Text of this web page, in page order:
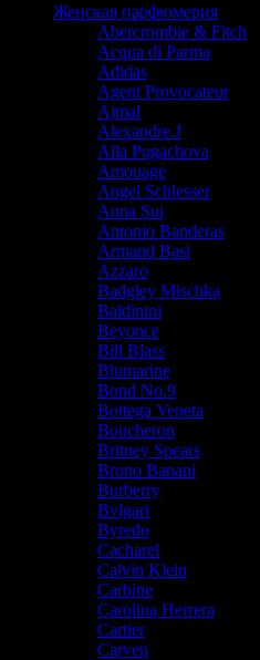
Женская парфюмерия
Abercrombie & Fitch
Acqua di Parma
Adidas
Agent Provocateur
Ajmal
Alexandre.J
Alla Pugachova
Amouage
Angel Schlesser
Anna Sui
Antonio Banderas
Armand Basi
Azzaro
Badgley Mischka
Baldinini
Beyonce
Bill Blass
Blumarine
Bond No.9
Bottega Veneta
Boucheron
Britney Spears
Bruno Banani
Burberry
Bvlgari
Byredo
Cacharel
Calvin Klein
Carbine
Carolina Herrera
Cartier
Carven